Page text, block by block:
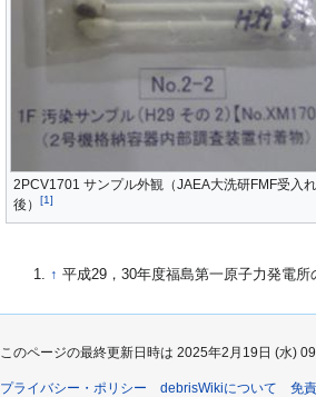
2PCV1701 サンプル外観（JAEA大洗研FMF受入れ
後）
[1]
↑ 平成29，30年度福島第一原子力発電
このページの最終更新日時は 2025年2月19日 (水)
プライバシー・ポリシー debrisWikiについて 免